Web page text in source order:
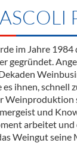
- Die Neue Art
Bier
Öle
im Jahre 1984
gegründet.
ihnen, schnell
Weinproduktion
und
arbeitet und
Weingut